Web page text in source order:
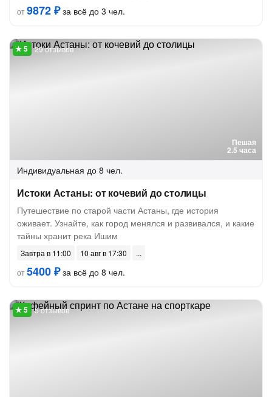
от9872 ₽за всё до 3 чел.
Пешая
2.5 часа
29 отзывов
Индивидуальная до 8 чел.
Истоки Астаны: от кочевий до столицы
Путешествие по старой части Астаны, где история
оживает. Узнайте, как город менялся и развивался, и какие
тайны хранит река Ишим
Завтра в 11:00
10 авг в 17:30
от5400 ₽за всё до 8 чел.
5 отзывов